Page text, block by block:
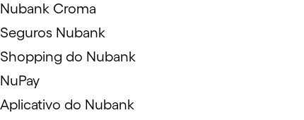
Nubank Croma
Seguros Nubank
Shopping do Nubank
NuPay
Aplicativo do Nubank